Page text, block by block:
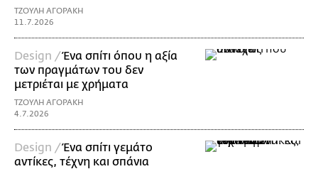
ΤΖΟΥΛΗ ΑΓΟΡΑΚΗ
11.7.2026
Design /Ένα σπίτι όπου η αξία
των πραγμάτων του δεν
μετριέται με χρήματα
ΤΖΟΥΛΗ ΑΓΟΡΑΚΗ
4.7.2026
Design /Ένα σπίτι γεμάτο
αντίκες, τέχνη και σπάνια